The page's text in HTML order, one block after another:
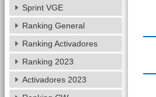
Sprint VGE
Ranking General
Ranking Activadores
Ranking 2023
Activadores 2023